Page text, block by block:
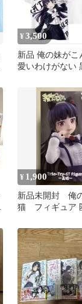
¥ 3,500
新品 俺の妹がこ
愛いわけがない
¥ 1,900
新品未開封 俺
猫 フィギュア